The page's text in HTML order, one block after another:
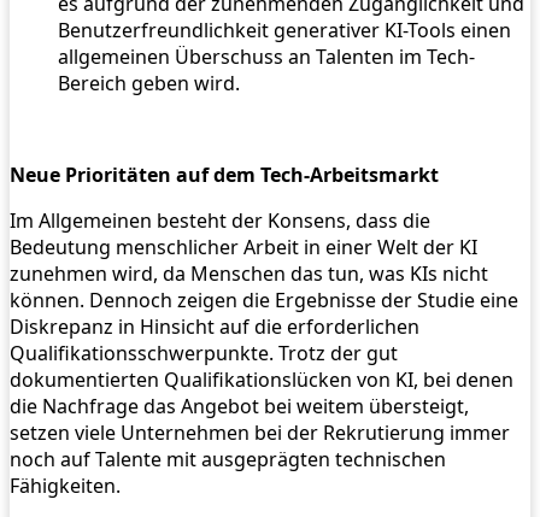
Benutzerfreundlichkeit generativer KI-Tools einen
allgemeinen Überschuss an Talenten im Tech-
Bereich geben wird.
Neue Prioritäten auf dem Tech-Arbeitsmarkt
Im Allgemeinen besteht der Konsens, dass die
Bedeutung menschlicher Arbeit in einer Welt der KI
zunehmen wird, da Menschen das tun, was KIs nicht
können. Dennoch zeigen die Ergebnisse der Studie eine
Diskrepanz in Hinsicht auf die erforderlichen
Qualifikationsschwerpunkte. Trotz der gut
dokumentierten Qualifikationslücken von KI, bei denen
die Nachfrage das Angebot bei weitem übersteigt,
setzen viele Unternehmen bei der Rekrutierung immer
noch auf Talente mit ausgeprägten technischen
Fähigkeiten.